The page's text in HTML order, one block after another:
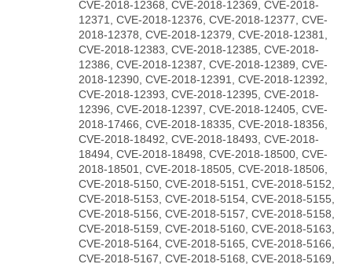
CVE-2018-12368, CVE-2018-12369, CVE-2018-
12371, CVE-2018-12376, CVE-2018-12377, CVE-
2018-12378, CVE-2018-12379, CVE-2018-12381,
CVE-2018-12383, CVE-2018-12385, CVE-2018-
12386, CVE-2018-12387, CVE-2018-12389, CVE-
2018-12390, CVE-2018-12391, CVE-2018-12392,
CVE-2018-12393, CVE-2018-12395, CVE-2018-
12396, CVE-2018-12397, CVE-2018-12405, CVE-
2018-17466, CVE-2018-18335, CVE-2018-18356,
CVE-2018-18492, CVE-2018-18493, CVE-2018-
18494, CVE-2018-18498, CVE-2018-18500, CVE-
2018-18501, CVE-2018-18505, CVE-2018-18506,
CVE-2018-5150, CVE-2018-5151, CVE-2018-5152,
CVE-2018-5153, CVE-2018-5154, CVE-2018-5155,
CVE-2018-5156, CVE-2018-5157, CVE-2018-5158,
CVE-2018-5159, CVE-2018-5160, CVE-2018-5163,
CVE-2018-5164, CVE-2018-5165, CVE-2018-5166,
CVE-2018-5167, CVE-2018-5168, CVE-2018-5169,